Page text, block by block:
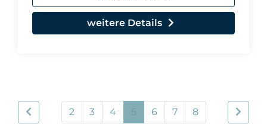
weitere Details
2 3 4 5 6 7 8